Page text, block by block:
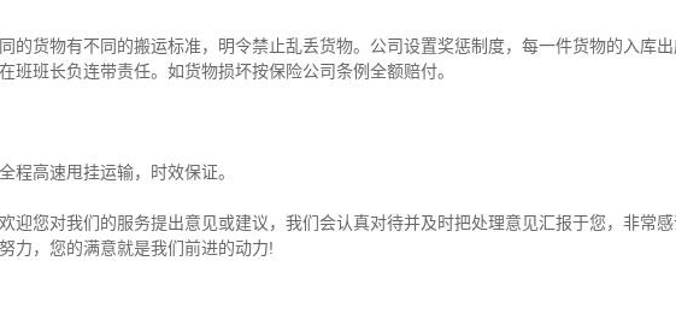
的货物有不同的搬运标准，明令禁止乱丢货物。公司设置奖惩制度，每一件货物的入库
班长负连带责任。如货物损坏按保险公司条例全额赔付。
程高速甩挂运输，时效保证。
迎您对我们的服务提出意见或建议，我们会认真对待并及时把处理意见汇报于您，非常
力，您的满意就是我们前进的动力!